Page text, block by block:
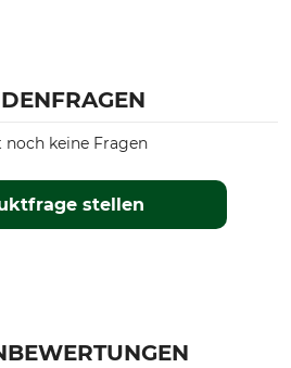
stellen
noch keine Fragen